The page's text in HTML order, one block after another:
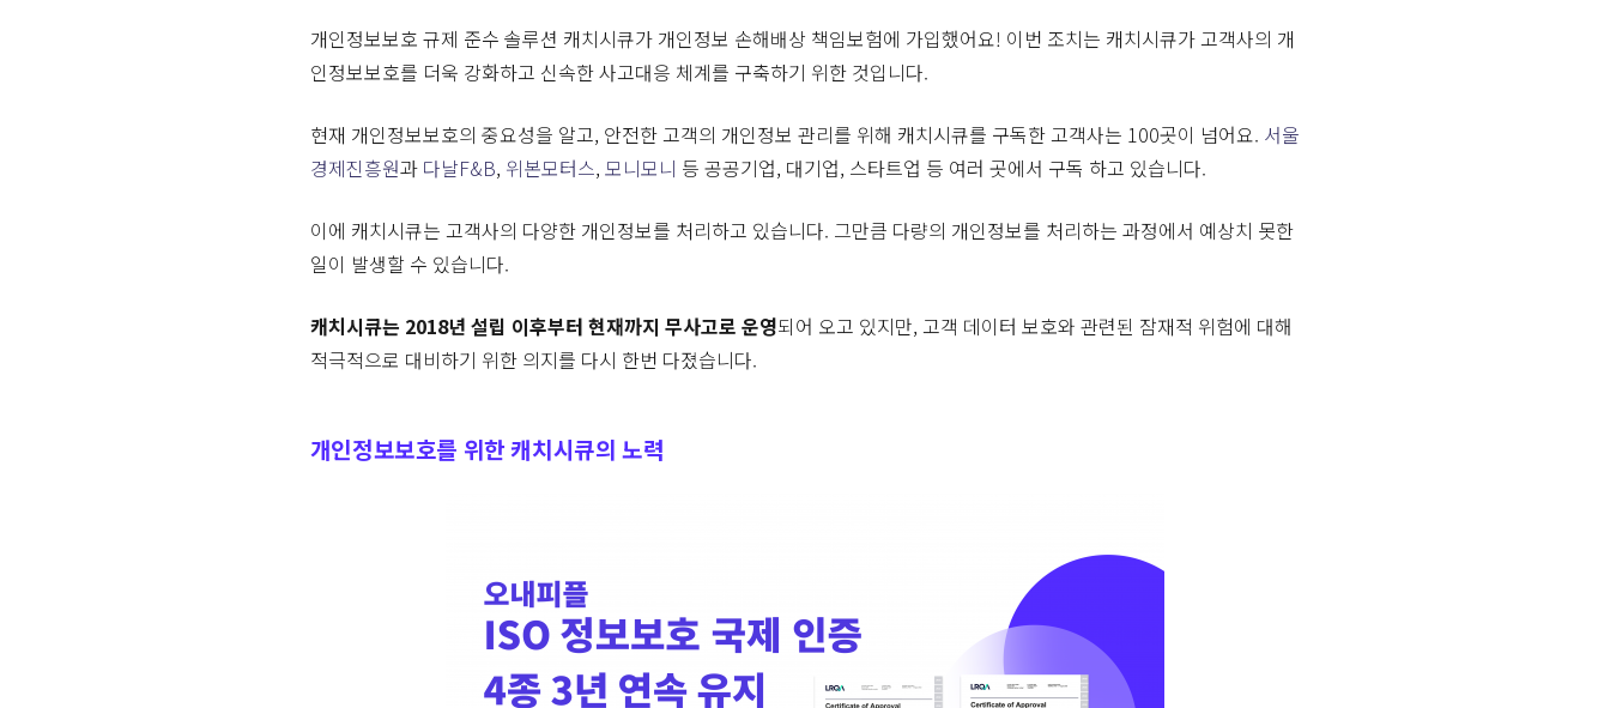
개인정보보호 규제 준수 솔루션 캐치시큐가 개인정보 손해배상 책임보험에 가입했어요! 이번 조치는 캐치시큐가 고객사의 개
인정보보호를 더욱 강화하고 신속한 사고대응 체계를 구축하기 위한 것입니다.
현재 개인정보보호의 중요성을 알고, 안전한 고객의 개인정보 관리를 위해 캐치시큐를 구독한 고객사는 100곳이 넘어요. 서울
경제진흥원과 다날F&B, 위본모터스, 모니모니 등 공공기업, 대기업, 스타트업 등 여러 곳에서 구독 하고 있습니다.
이에 캐치시큐는 고객사의 다양한 개인정보를 처리하고 있습니다. 그만큼 다량의 개인정보를 처리하는 과정에서 예상치 못한
일이 발생할 수 있습니다.
캐치시큐는 2018년 설립 이후부터 현재까지 무사고로 운영되어 오고 있지만, 고객 데이터 보호와 관련된 잠재적 위험에 대해
적극적으로 대비하기 위한 의지를 다시 한번 다졌습니다.
개인정보보호를 위한 캐치시큐의 노력